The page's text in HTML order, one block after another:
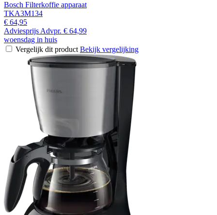
Bosch Filterkoffie apparaat
TKA3M134
€ 64,95
Adviesprijs Advpr. € 64,99
woensdag in huis
Vergelijk dit product Bekijk vergelijking